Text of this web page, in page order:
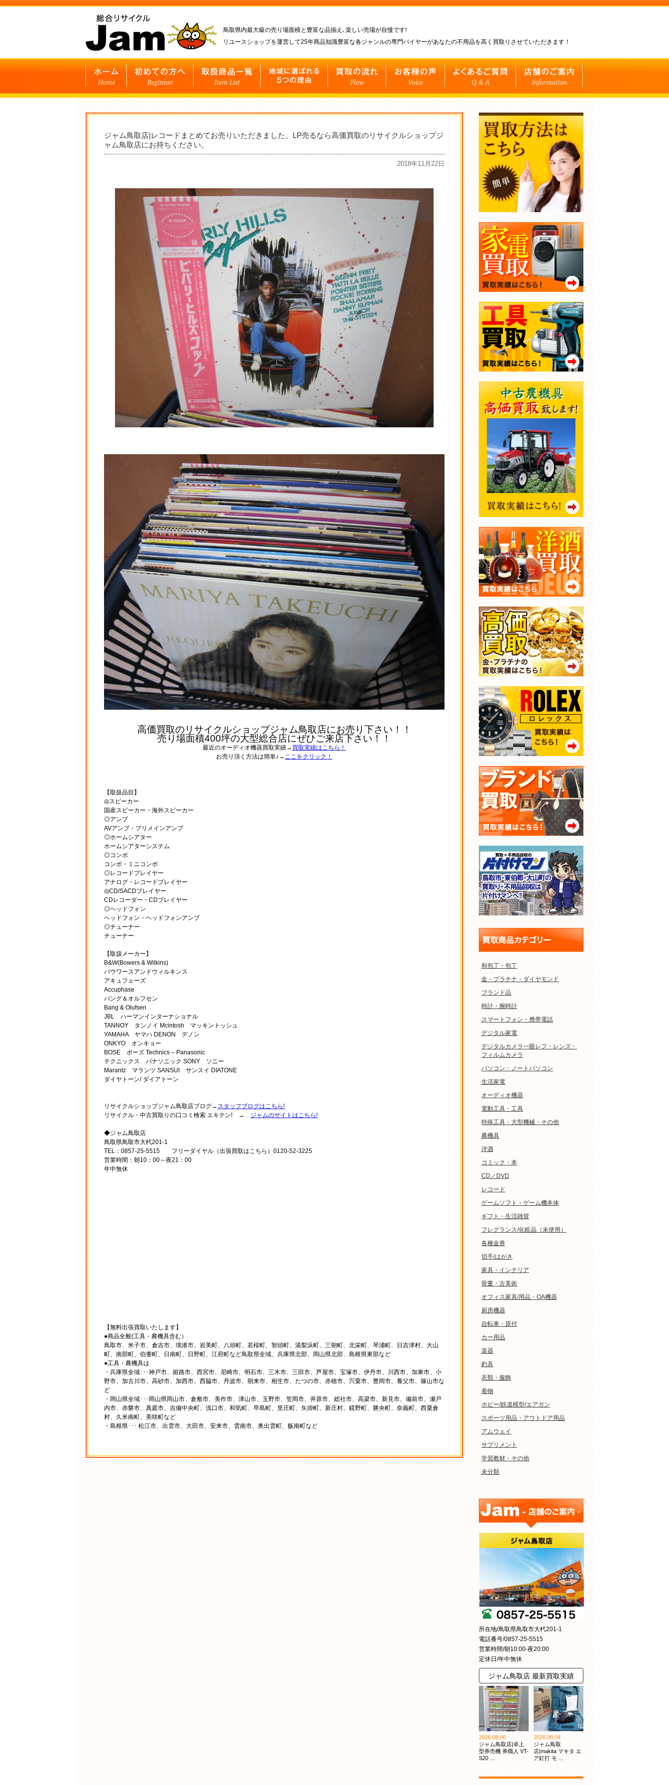
鳥取県内最大級の売り場面積と豊富な品揃え､楽しい売場が自慢です!
リユースショップを運営して25年商品知識豊富な各ジャンルの専門バイヤーがあなたの不用品を高く買取りさせていただきます！
ジャム鳥取店|レコードまとめてお売りいただきました。LP売るなら高価買取のリサイクルショップジ
ャム鳥取店にお持ちください。
2018年11月22日
高価買取のリサイクルショップジャム鳥取店にお売り下さい！！
売り場面積400坪の大型総合店にぜひご来店下さい！！
最近のオーディオ機器買取実績→ 買取実績はこちら！
お売り頂く方法は簡単♪→ ここをクリック！
【取扱品目】
◎スピーカー
国産スピーカー・海外スピーカー
◎アンプ
AVアンプ・プリメインアンプ
◎ホームシアター
ホームシアターシステム
◎コンポ
コンポ・ミニコンポ
◎レコードプレイヤー
アナログ・レコードプレイヤー
◎CD/SACDプレイヤー
CDレコーダー・CDプレイヤー
◎ヘッドフォン
ヘッドフォン・ヘッドフォンアンプ
◎チューナー
チューナー
【取扱メーカー】
B&W(Bowers & Wilkins)
バウワースアンドウィルキンス
アキュフェーズ
Accuphase
バング＆オルフセン
Bang & Olufsen
JBL ハーマンインターナショナル
TANNOY タンノイ Mcintosh マッキントッシュ
YAMAHA ヤマハ DENON デノン
ONKYO オンキョー
BOSE ボーズ Technics – Panasonic
テクニックス パナソニック SONY ソニー
Marantz マランツ SANSUI サンスイ DIATONE
ダイヤトーン/ ダイアトーン
リサイクルショップジャム鳥取店ブログ→ スタッフブログはこちら!
リサイクル・中古買取りの口コミ検索 エキテン! → ジャムのサイトはこちら!
◆ジャム鳥取店
鳥取県鳥取市大杙201-1
TEL：0857-25-5515 フリーダイヤル（出張買取はこちら）0120-52-3225
営業時間：朝10：00～夜21：00
年中無休
【無料出張買取いたします】
●商品全般(工具・農機具含む）
鳥取市、米子市、倉吉市、境港市、岩美町、八頭町、若桜町、智頭町、湯梨浜町、三朝町、北栄町、琴浦町、日吉津村、大山
町、南部町、伯耆町、日南町、日野町、江府町など鳥取県全域、兵庫県北部、岡山県北部、島根県東部など
●工具・農機具は
・兵庫県全域･･･神戸市、姫路市、西宮市、尼崎市、明石市、三木市、三田市、芦屋市、宝塚市、伊丹市、川西市、加東市、小
野市、加古川市、高砂市、加西市、西脇市、丹波市、朝来市、相生市、たつの市、赤穂市、宍粟市、豊岡市、養父市、篠山市な
ど
・岡山県全域･･･岡山県岡山市、倉敷市、美作市、津山市、玉野市、笠岡市、井原市、総社市、高梁市、新見市、備前市、瀬戸
内市、赤磐市、真庭市、吉備中央町、浅口市、和気町、早島町、里庄町、矢掛町、新庄村、鏡野町、勝央町、奈義町、西粟倉
村、久米南町、美咲町など
・島根県･･･ 松江市、出雲市、大田市、安来市、雲南市、奥出雲町、飯南町など
和包丁・包丁
金・プラチナ・ダイヤモンド
ブランド品
時計・腕時計
スマートフォン・携帯電話
デジタル家電
デジタルカメラ一眼レフ・レンズ・
フィルムカメラ
パソコン・ノートパソコン
生活家電
オーディオ機器
電動工具・工具
特殊工具・大型機械・その他
農機具
洋酒
コミック・本
CD／DVD
レコード
ゲームソフト・ゲーム機本体
ギフト・生活雑貨
フレグランス/化粧品（未使用）
各種金券
切手/はがき
家具・インテリア
骨董・古美術
オフィス家具/用品・OA機器
厨房機器
自転車・原付
カー用品
楽器
釣具
衣類・服飾
着物
ホビー/鉄道模型/エアガン
スポーツ用品・アウトドア用品
アムウェイ
サプリメント
学習教材・その他
未分類
所在地/鳥取県鳥取市大杙201-1
電話番号/0857-25-5515
営業時間/朝10:00-夜20:00
定休日/年中無休
ジャム鳥取店 最新買取実績
2026.08.06
ジャム鳥取店|卓上
型券売機 券職人 VT-
S20 ...
2026.08.04
ジャム鳥取
店|makita マキタ エ
ア釘打 モ ...